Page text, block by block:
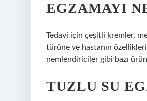
EGZAMAYI
Tedavi için çeşitli kremler,
türüne ve hastanın
nemlendiriciler gibi bazı
TUZLU SU